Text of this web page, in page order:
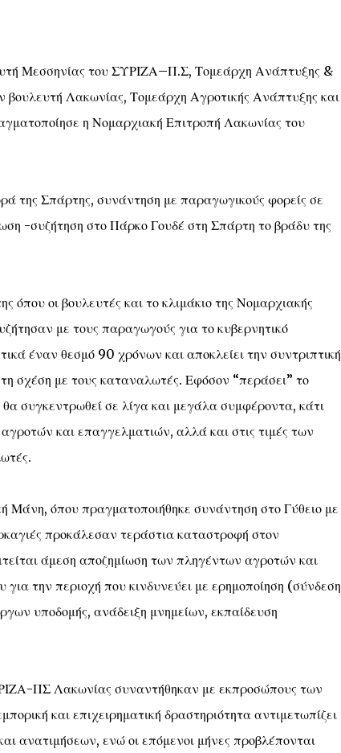
Μεσσηνίας του ΣΥΡΙΖΑ–Π.Σ, Τομεάρχη Ανάπτυξης &
Λακωνίας, Τομεάρχη Αγροτικής Ανάπτυξης και
η Νομαρχιακή Επιτροπή Λακωνίας του
της Σπάρτης, συνάντηση με παραγωγικούς φορείς σε
-συζήτηση στο Πάρκο Γουδέ στη Σπάρτη το βράδυ της
οι βουλευτές και το κλιμάκιο της Νομαρχιακής
με τους παραγωγούς για το κυβερνητικό
έναν θεσμό 90 χρόνων και αποκλείει την συντριπτική
σχέση με τους καταναλωτές. Εφόσον “περάσει” το
συγκεντρωθεί σε λίγα και μεγάλα συμφέροντα, κάτι
και επαγγελματιών, αλλά και στις τιμές των
Μάνη, όπου πραγματοποιήθηκε συνάντηση στο Γύθειο με
προκάλεσαν τεράστια καταστροφή στον
άμεση αποζημίωση των πληγέντων αγροτών και
την περιοχή που κινδυνεύει με ερημοποίηση (σύνδεση
υποδομής, ανάδειξη μνημείων, εκπαίδευση
ΠΣ Λακωνίας συναντήθηκαν με εκπροσώπους των
και επιχειρηματική δραστηριότητα αντιμετωπίζει
ανατιμήσεων, ενώ οι επόμενοι μήνες προβλέπονται